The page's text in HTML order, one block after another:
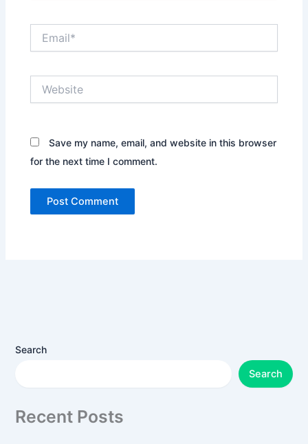
Save my name, email, and website in this browser
for the next time I comment.
Search
Search
Recent Posts